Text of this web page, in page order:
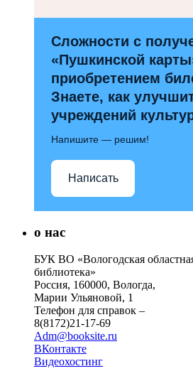
Сложности с
«Пушкинской
приобретением
Знаете, как
учреждений
Напишите — решим!
Написать
о нас
БУК ВО «Вологодская
библиотека»
Россия, 160000, Вологда,
Марии Ульяновой, 1
Телефон для справок –
8(8172)21-17-69
Adm@booksite.ru
ВКонтакте
Видеохостинг